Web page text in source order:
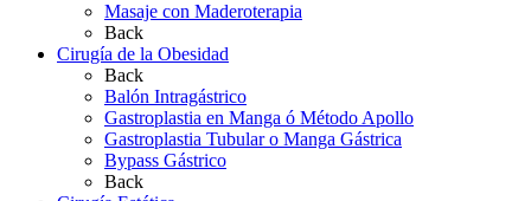
Masaje con Maderoterapia
Back
Cirugía de la Obesidad
Back
Balón Intragástrico
Gastroplastia en Manga ó Método Apollo
Gastroplastia Tubular o Manga Gástrica
Bypass Gástrico
Back